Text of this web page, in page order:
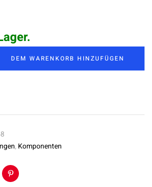
DEM WARENKORB HINZUFÜGEN
, Komponenten
Pinterest